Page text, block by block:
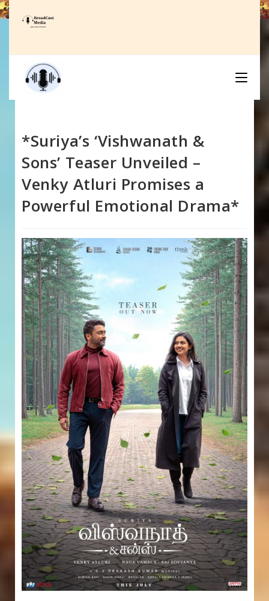
Skip
to
*Suriya’s ‘Vishwanath &
Sons’ Teaser Unveiled –
Venky Atluri Promises a
Powerful Emotional Drama*